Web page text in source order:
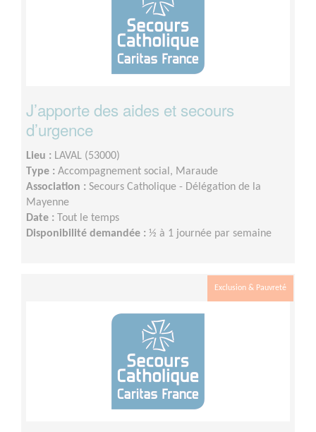
J’apporte des aides et secours
d’urgence
Lieu : LAVAL (53000)
Type : Accompagnement social, Maraude
Association : Secours Catholique - Délégation de la
Mayenne
Date :
Tout le temps
Disponibilité demandée : ½ à 1 journée par semaine
Exclusion & Pauvreté